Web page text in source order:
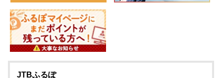
JTBふるぽ